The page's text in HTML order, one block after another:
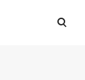
open